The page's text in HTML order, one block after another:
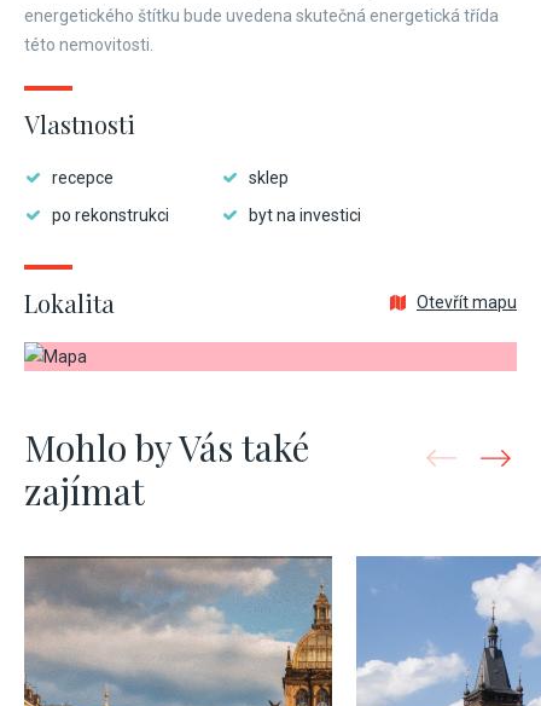
energetického štítku bude uvedena skutečná energetická třída
této nemovitosti.
Vlastnosti
recepce
sklep
po rekonstrukci
byt na investici
Lokalita Otevřít mapu
Mohlo by Vás také
zajímat